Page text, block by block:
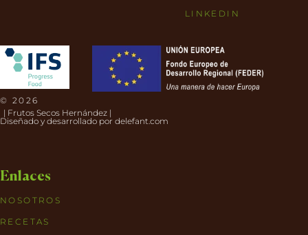
LINKEDIN
© 2026
| Frutos Secos Hernández |
Diseñado y desarrollado por delefant.com
Enlaces
NOSOTROS
RECETAS